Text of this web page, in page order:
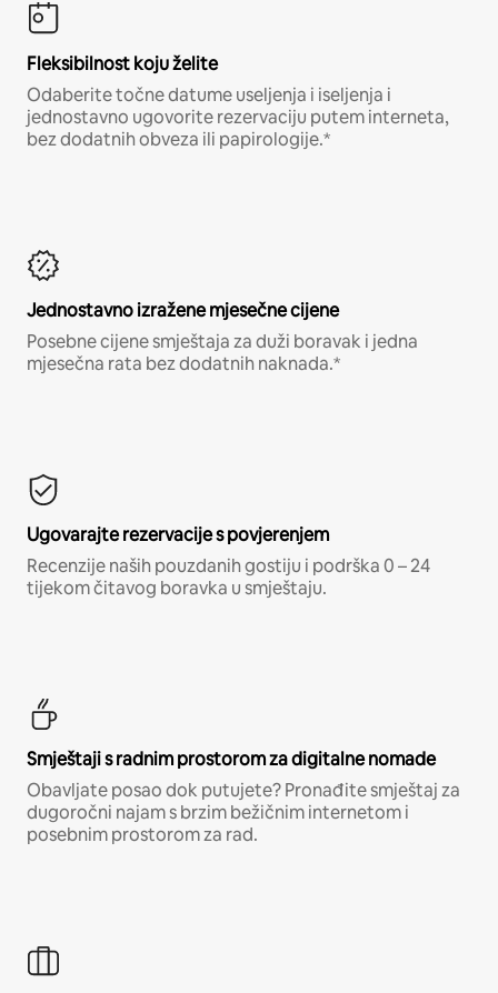
Fleksibilnost koju želite
Odaberite točne datume useljenja i iseljenja i
jednostavno ugovorite rezervaciju putem interneta,
bez dodatnih obveza ili papirologije.*
Jednostavno izražene mjesečne cijene
Posebne cijene smještaja za duži boravak i jedna
mjesečna rata bez dodatnih naknada.*
Ugovarajte rezervacije s povjerenjem
Recenzije naših pouzdanih gostiju i podrška 0 – 24
tijekom čitavog boravka u smještaju.
Smještaji s radnim prostorom za digitalne nomade
Obavljate posao dok putujete? Pronađite smještaj za
dugoročni najam s brzim bežičnim internetom i
posebnim prostorom za rad.